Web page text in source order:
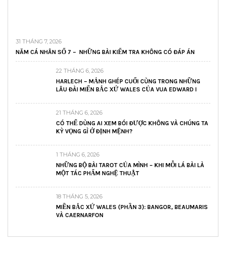
31 THÁNG 7, 2026
NĂM CÁ NHÂN SỐ 7 – NHỮNG BÀI KIỂM TRA KHÔNG CÓ ĐÁP ÁN
22 THÁNG 6, 2026
HARLECH – MẢNH GHÉP CUỐI CÙNG TRONG NHỮNG
LÂU ĐÀI MIẾN BẮC XỨ WALES CỦA VUA EDWARD I
21 THÁNG 6, 2026
CÓ THỂ DÙNG AI XEM BÓI ĐƯỢC KHÔNG VÀ CHÚNG TA
KỲ VỌNG GÌ Ở ĐỊNH MỆNH?
1 THÁNG 6, 2026
NHỮNG BỘ BÀI TAROT CỦA MÌNH – KHI MỖI LÁ BÀI LÀ
MỘT TÁC PHẨM NGHỆ THUẬT
18 THÁNG 5, 2026
MIỀN BẮC XỨ WALES (PHẦN 3): BANGOR, BEAUMARIS
VÀ CAERNARFON